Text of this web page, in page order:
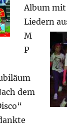
Album mit
Liedern
M
P
dem